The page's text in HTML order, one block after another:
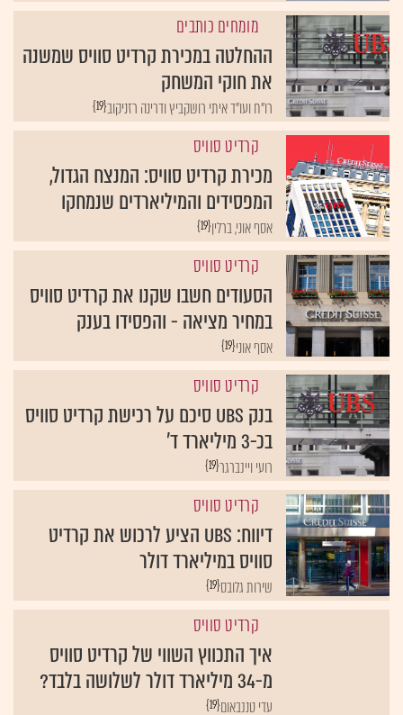
מומחים כותבים
ההחלטה במכירת קרדיט סוויס שמשנה
את חוקי המשחק
{19}רו"ח ועו"ד איתי רושקביץ ודרינה רזניקוב
קרדיט סוויס
מכירת קרדיט סוויס: המנצח הגדול,
המפסידים והמיליארדים שנמחקו
{19}אסף אוני, ברלין
קרדיט סוויס
הסעודים חשבו שקנו את קרדיט סוויס
במחיר מציאה - והפסידו בענק
{19}אסף אוני
קרדיט סוויס
בנק UBS סיכם על רכישת קרדיט סוויס
בכ-3 מיליארד ד'
{19}רועי ויינברגר
קרדיט סוויס
דיווח: UBS הציע לרכוש את קרדיט
סוויס במיליארד דולר
{19}שירות גלובס
קרדיט סוויס
איך התכווץ השווי של קרדיט סוויס
מ-34 מיליארד דולר לשלושה בלבד?
{19}עדי טננבאום